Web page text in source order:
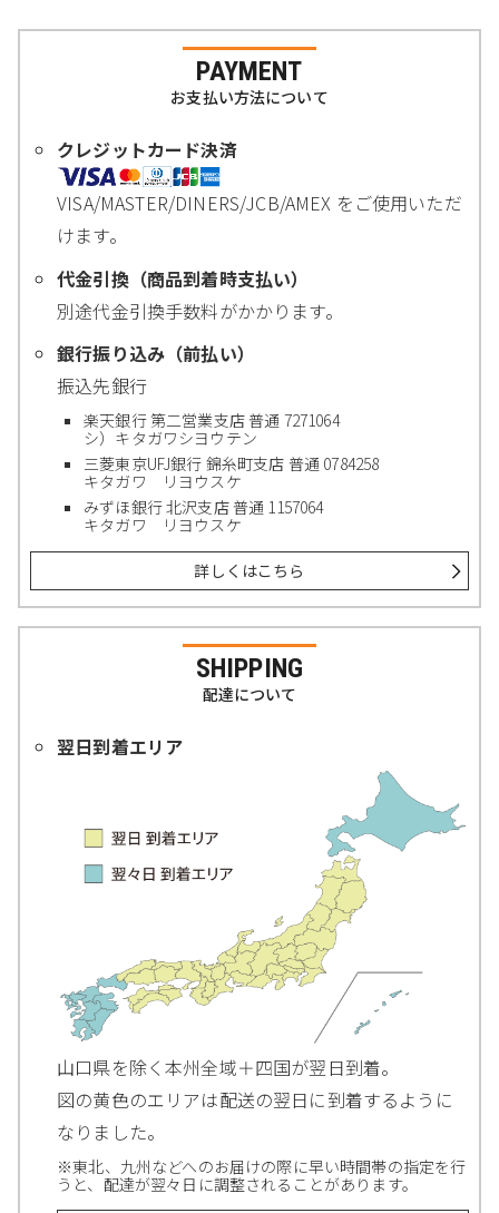
PAYMENT
お支払い方法について
クレジットカード決済
VISA/MASTER/DINERS/JCB/AMEX をご使用いただ
けます。
代金引換（商品到着時支払い）
別途代金引換手数料がかかります。
銀行振り込み（前払い）
振込先銀行
楽天銀行 第二営業支店 普通 7271064
シ）キタガワシヨウテン
三菱東京UFJ銀行 錦糸町支店 普通 0784258
キタガワ リヨウスケ
みずほ銀行 北沢支店 普通 1157064
キタガワ リヨウスケ
詳しくはこちら
SHIPPING
配達について
翌日到着エリア
山口県を除く本州全域＋四国が翌日到着。
図の黄色のエリアは配送の翌日に到着するように
なりました。
※東北、九州などへのお届けの際に早い時間帯の指定を行
うと、配達が翌々日に調整されることがあります。